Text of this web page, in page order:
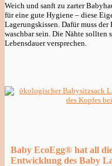
Weich und sanft zu zarter
für eine gute Hygiene – diese
Lagerungskissen. Dafür muss
waschbar sein. Die Nähte sollten
Lebensdauer versprechen.
Baby EcoEgg® hat all
Entwicklung des Baby